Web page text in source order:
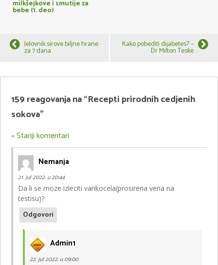
milkšejkove i smutije za
bebe (1. deo)
Jelovnik sirove biljne hrane
za 7 dana
Kako pobediti dijabetes? –
Dr Milton Teske
159 reagovanja na “Recepti prirodnih cedjenih
sokova”
« Stariji komentari
Nemanja
21. jul 2022. u 20:44
Da li se moze izleciti varikocela(prosirena vena na
testisu)?
Odgovori
Admin1
22. jul 2022. u 09:00